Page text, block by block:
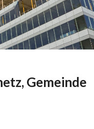
Gemeinde